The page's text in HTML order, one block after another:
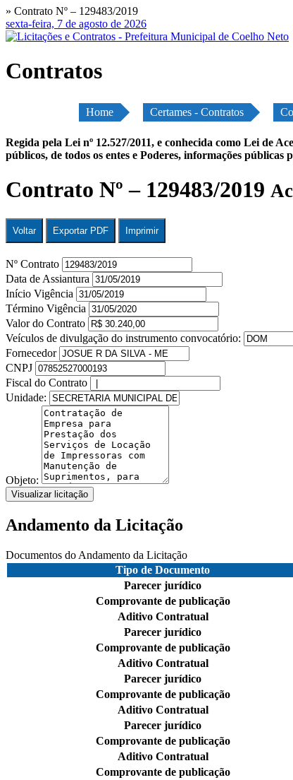
» Contrato Nº – 129483/2019
sexta-feira, 7 de agosto de 2026
Contratos
Home Certames - Contratos
Regida pela Lei nº 12.527/2011, e conhecida como Lei de
públicos, de todos os entes e Poderes, informações públicas
Contrato Nº – 129483/2019
Voltar Exportar PDF Imprimir
Nº Contrato
Data de Assiantura
Início Vigência
Término Vigência
Valor do Contrato
Veículos de divulgação do instrumento convocatório:
Fornecedor
CNPJ
Fiscal do Contrato
Unidade:
Objeto:
Visualizar licitação
Andamento da Licitação
Documentos do Andamento da Licitação
Tipo de Documento
Parecer jurídico
Comprovante de publicação
Aditivo Contratual
Parecer jurídico
Comprovante de publicação
Aditivo Contratual
Parecer jurídico
Comprovante de publicação
Aditivo Contratual
Parecer jurídico
Comprovante de publicação
Aditivo Contratual
Comprovante de publicação